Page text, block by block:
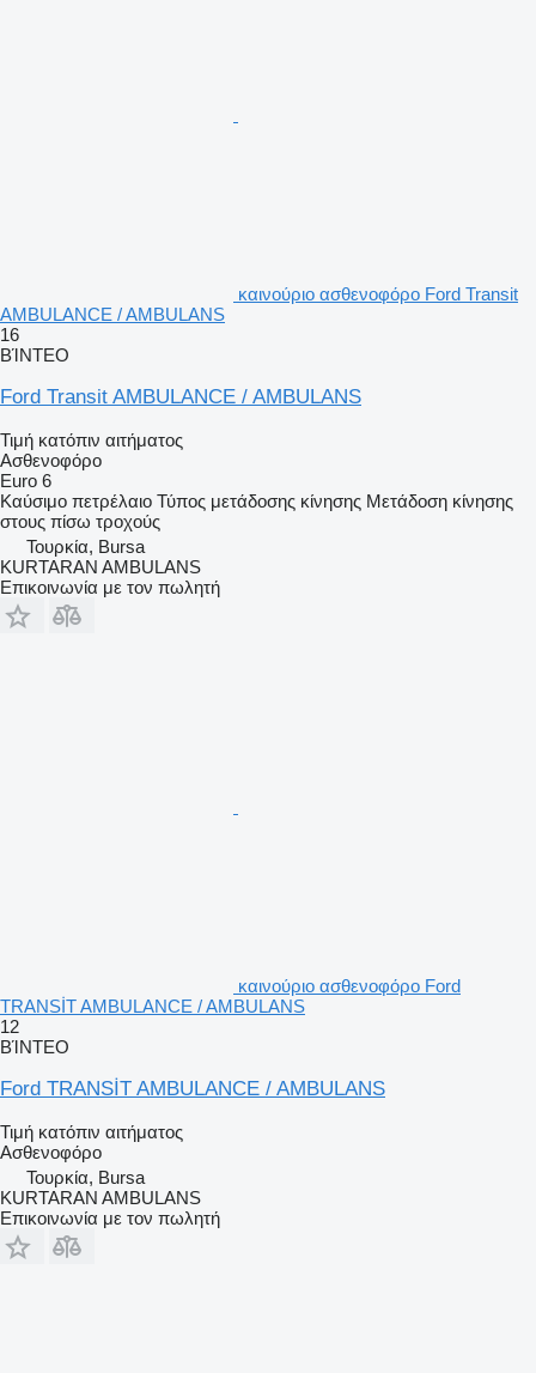
καινούριο ασθενοφόρο Ford Transit
AMBULANCE / AMBULANS
16
ΒΊΝΤΕΟ
Ford Transit AMBULANCE / AMBULANS
Τιμή κατόπιν αιτήματος
Ασθενοφόρο
Euro 6
Καύσιμο πετρέλαιο Τύπος μετάδοσης κίνησης Μετάδοση κίνησης
στους πίσω τροχούς
Τουρκία, Bursa
KURTARAN AMBULANS
Επικοινωνία με τον πωλητή
καινούριο ασθενοφόρο Ford
TRANSİT AMBULANCE / AMBULANS
12
ΒΊΝΤΕΟ
Ford TRANSİT AMBULANCE / AMBULANS
Τιμή κατόπιν αιτήματος
Ασθενοφόρο
Τουρκία, Bursa
KURTARAN AMBULANS
Επικοινωνία με τον πωλητή